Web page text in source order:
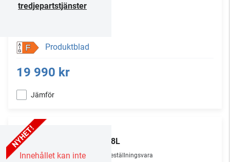
tredjepartstjänster
F Produktblad
19 990 kr
Jämför
Innehållet kan inte
75P8L
Beställningsvara